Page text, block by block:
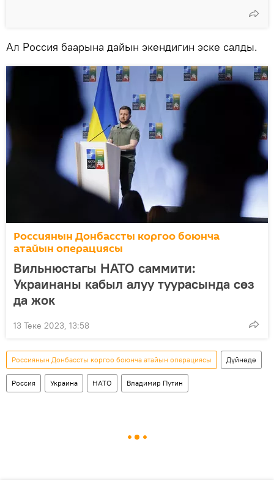
Ал Россия баарына дайын экендигин эске салды.
Россиянын Донбассты коргоо боюнча
атайын операциясы
Вильнюстагы НАТО саммити:
Украинаны кабыл алуу туурасында сөз
да жок
13 Теке 2023, 13:58
Россиянын Донбассты коргоо боюнча атайын операциясы Дүйнөдө
Россия Украина НАТО Владимир Путин